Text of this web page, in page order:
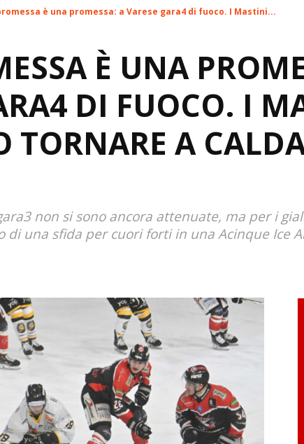
è una promessa: a Varese gara4 di fuoco. I Mastini...
È UNA
DI FUOCO. I
TORNARE A
non si sono ancora attenuate, ma per i
di una sfida per cuori forti in una Acinque Ice